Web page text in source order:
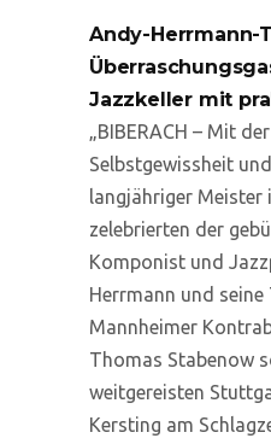
Andy-Herrmann-
Jazzkeller mit
„BIBERACH – Mit
Selbstgewissheit
langjähriger Meister
zelebrierten der
Komponist und
Herrmann und
Mannheimer
Thomas Stabenow
weitgereisten
Kersting am